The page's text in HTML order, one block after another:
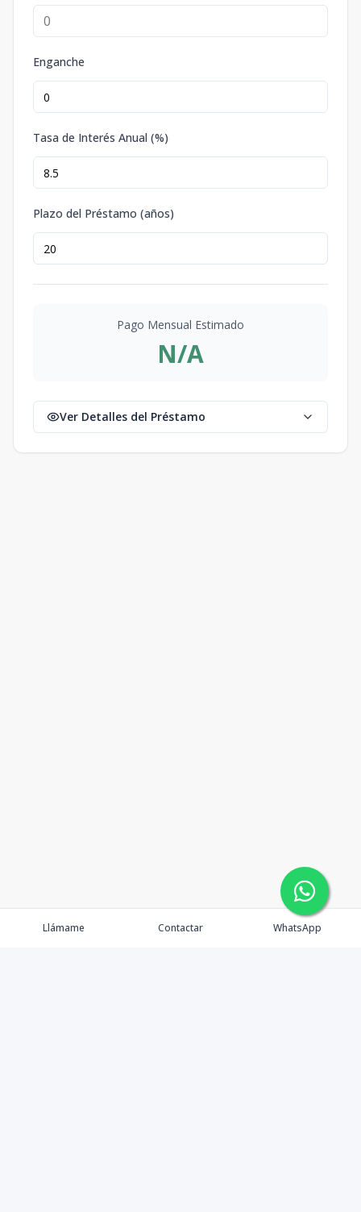
Enganche
Tasa de Interés Anual (%)
Plazo del Préstamo (años)
Pago Mensual Estimado
N/A
Ver Detalles del Préstamo
Llámame Contactar WhatsApp